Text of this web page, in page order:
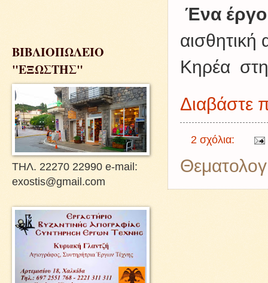
Ένα έργο
Κηρέα
Διαβάστε
2 σχόλια:
ΒΙΒΛΙΟΠΩΛΕΙΟ
"ΕΞΩΣΤΗΣ"
ΤΗΛ. 22270 22990 e-mail:
exostis@gmail.com